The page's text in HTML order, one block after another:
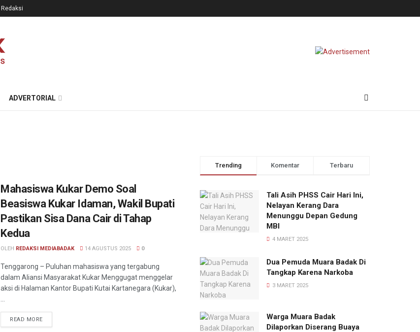
Redaksi
ADVERTORIAL
Mahasiswa Kukar Demo Soal
Beasiswa Kukar Idaman, Wakil Bupati
Pastikan Sisa Dana Cair di Tahap
Kedua
OLEH REDAKSI MEDIABADAK 14 AGUSTUS 2025 0
Tenggarong – Puluhan mahasiswa yang tergabung
dalam Aliansi Masyarakat Kukar Menggugat menggelar
aksi di Halaman Kantor Bupati Kutai Kartanegara (Kukar),
READ MORE
Trending Komentar Terbaru
Tali Asih PHSS Cair Hari Ini,
Nelayan Kerang Dara
Menunggu Depan Gedung
MBI
4 MARET 2025
Dua Pemuda Muara Badak Di
Tangkap Karena Narkoba
3 MARET 2025
Warga Muara Badak
Dilaporkan Diserang Buaya